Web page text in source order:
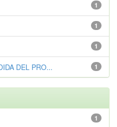
1
1
1
1
DEL PRO...
1